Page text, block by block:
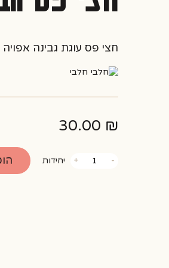
חצי פס עוגת גבינה
חלבי
30.00 ₪
-של
+ יחידות